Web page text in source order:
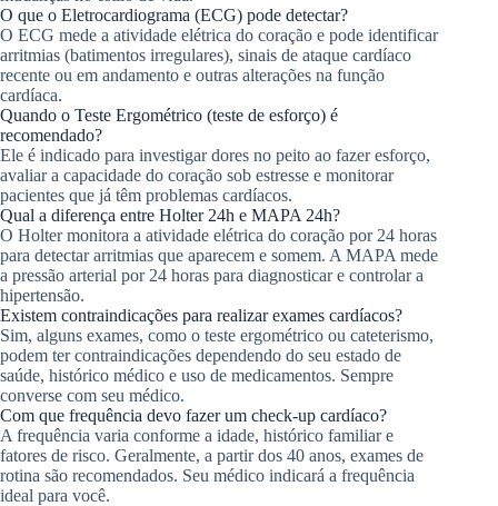
O que o Eletrocardiograma (ECG) pode detectar?
O ECG mede a atividade elétrica do coração e pode identificar
arritmias (batimentos irregulares), sinais de ataque cardíaco
recente ou em andamento e outras alterações na função
cardíaca.
Quando o Teste Ergométrico (teste de esforço) é
recomendado?
Ele é indicado para investigar dores no peito ao fazer esforço,
avaliar a capacidade do coração sob estresse e monitorar
pacientes que já têm problemas cardíacos.
Qual a diferença entre Holter 24h e MAPA 24h?
O Holter monitora a atividade elétrica do coração por 24 horas
para detectar arritmias que aparecem e somem. A MAPA mede
a pressão arterial por 24 horas para diagnosticar e controlar a
hipertensão.
Existem contraindicações para realizar exames cardíacos?
Sim, alguns exames, como o teste ergométrico ou cateterismo,
podem ter contraindicações dependendo do seu estado de
saúde, histórico médico e uso de medicamentos. Sempre
converse com seu médico.
Com que frequência devo fazer um check-up cardíaco?
A frequência varia conforme a idade, histórico familiar e
fatores de risco. Geralmente, a partir dos 40 anos, exames de
rotina são recomendados. Seu médico indicará a frequência
ideal para você.